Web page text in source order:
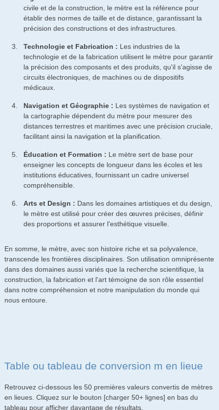
civile et de la construction, le mètre est la référence pour
établir des normes de taille et de distance, garantissant la
précision des constructions et des infrastructures.
Technologie et Fabrication : Les industries de la
technologie et de la fabrication utilisent le mètre pour garantir
la précision des composants et des produits, qu'il s'agisse de
circuits électroniques, de machines ou de dispositifs
médicaux.
Navigation et Géographie : Les systèmes de navigation et
la cartographie dépendent du mètre pour mesurer des
distances terrestres et maritimes avec une précision cruciale,
facilitant ainsi la navigation et la planification.
Éducation et Formation : Le mètre sert de base pour
enseigner les concepts de longueur dans les écoles et les
institutions éducatives, fournissant un cadre universel
compréhensible.
Arts et Design : Dans les domaines artistiques et du design,
le mètre est utilisé pour créer des œuvres précises, définir
des proportions et assurer l'esthétique visuelle.
En somme, le mètre, avec son histoire riche et sa polyvalence,
transcende les frontières disciplinaires. Son utilisation omniprésente
dans des domaines aussi variés que la recherche scientifique, la
construction, la fabrication et l'art témoigne de son rôle essentiel
dans notre compréhension et notre manipulation du monde qui
nous entoure.
Table ou tableau de conversion m en lieue
Retrouvez ci-dessous les 50 premières valeurs convertis de mètres
en lieues. Cliquez sur le bouton [charger 50+ lignes] en bas du
tableau pour afficher davantage de résultats.